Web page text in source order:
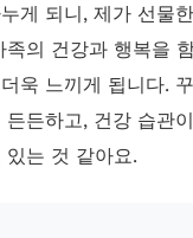
게 되니, 제가 선물
족의 건강과 행복을
욱 느끼게 됩니다.
든든하고, 건강 습관
있는 것 같아요.